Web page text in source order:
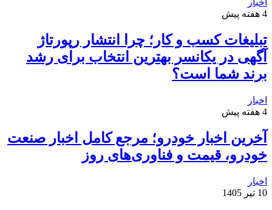
اخبار
4 هفته پیش
تبلیغات کسب و کار؛ چرا انتشار رپورتاژ
آگهی در یکانسر بهترین انتخاب برای رشد
برند شما است؟
اخبار
4 هفته پیش
آخرین اخبار خودرو؛ مرجع کامل اخبار صنعت
خودرو، قیمت و فناوری‌های روز
اخبار
10 تیر 1405